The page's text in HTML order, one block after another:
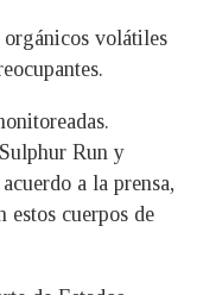
volátiles
Run y
a la prensa,
estos cuerpos de